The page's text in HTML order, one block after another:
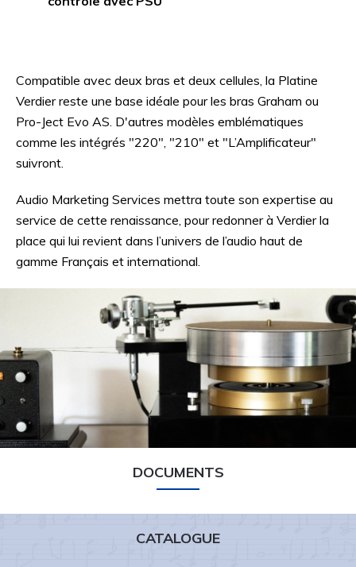
Compatible avec deux bras et deux cellules, la Platine
Verdier reste une base idéale pour les bras Graham ou
Pro-Ject Evo AS. D'autres modèles emblématiques
comme les intégrés "220", "210" et "L’Amplificateur"
suivront.
Audio Marketing Services mettra toute son expertise au
service de cette renaissance, pour redonner à Verdier la
place qui lui revient dans l’univers de l’audio haut de
gamme Français et international.
DOCUMENTS
CATALOGUE